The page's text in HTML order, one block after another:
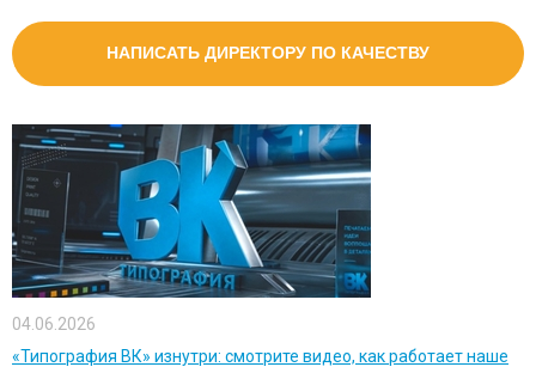
НАПИСАТЬ ДИРЕКТОРУ ПО КАЧЕСТВУ
04.06.2026
«Типография ВК» изнутри: смотрите видео, как работает наше